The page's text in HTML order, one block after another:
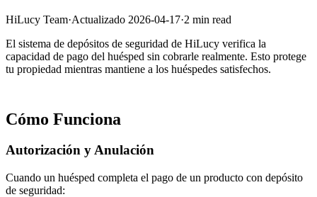
HiLucy Team·Actualizado 2026-04-17·2 min read
El sistema de depósitos de seguridad de HiLucy verifica la
capacidad de pago del huésped sin cobrarle realmente. Esto protege
tu propiedad mientras mantiene a los huéspedes satisfechos.
Cómo Funciona
Autorización y Anulación
Cuando un huésped completa el pago de un producto con depósito
de seguridad: